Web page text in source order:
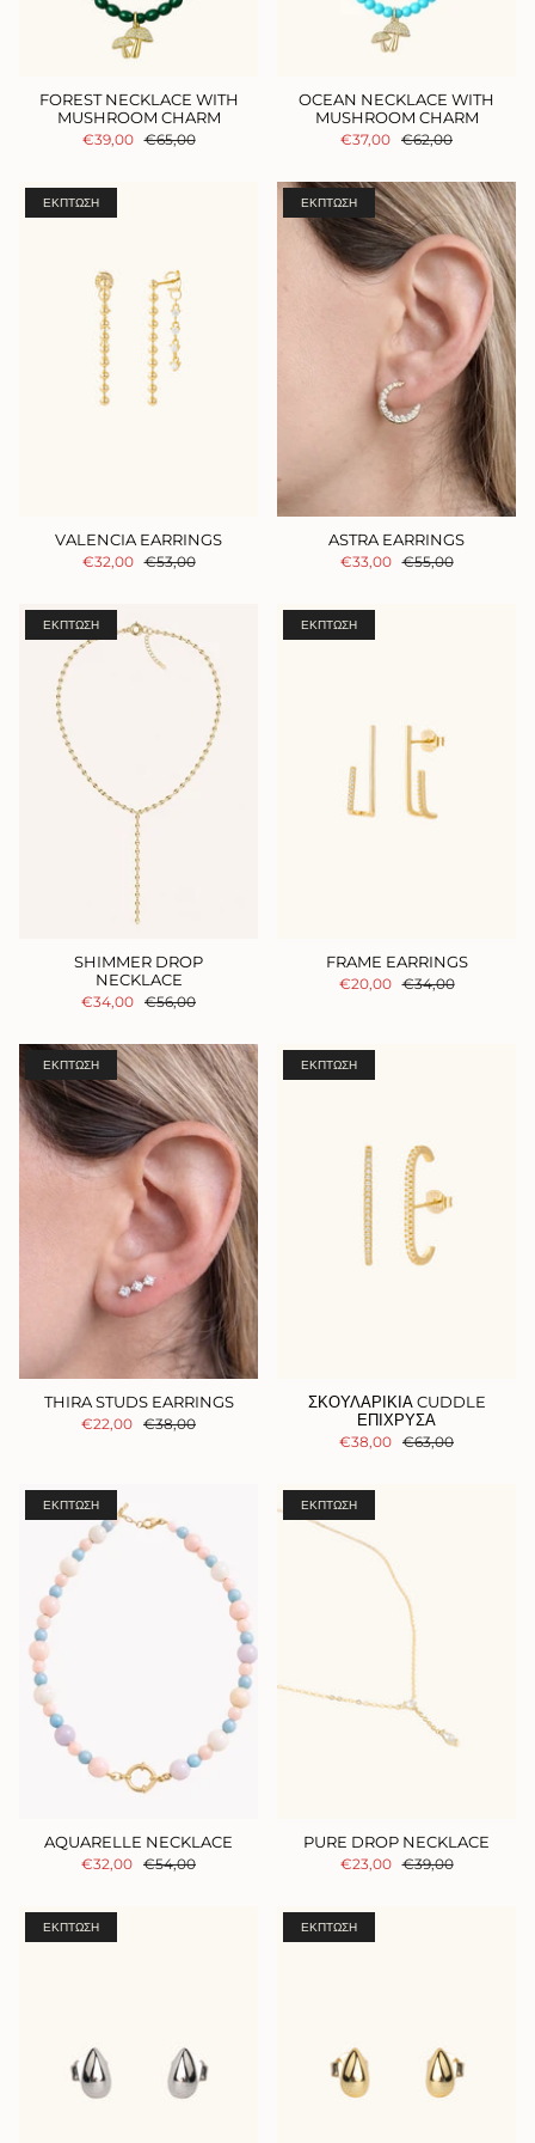
FOREST NECKLACE WITH
MUSHROOM CHARM
€39,00 €65,00
OCEAN NECKLACE WITH
MUSHROOM CHARM
€37,00 €62,00
ΈΚΠΤΩΣΗ
VALENCIA EARRINGS
€32,00 €53,00
ΈΚΠΤΩΣΗ
ASTRA EARRINGS
€33,00 €55,00
ΈΚΠΤΩΣΗ
SHIMMER DROP
NECKLACE
€34,00 €56,00
ΈΚΠΤΩΣΗ
FRAME EARRINGS
€20,00 €34,00
ΈΚΠΤΩΣΗ
THIRA STUDS EARRINGS
€22,00 €38,00
ΈΚΠΤΩΣΗ
ΣΚΟΥΛΑΡΙΚΙΑ CUDDLE
ΕΠΙΧΡΥΣΑ
€38,00 €63,00
ΈΚΠΤΩΣΗ
AQUARELLE NECKLACE
€32,00 €54,00
ΈΚΠΤΩΣΗ
PURE DROP NECKLACE
€23,00 €39,00
ΈΚΠΤΩΣΗ ΈΚΠΤΩΣΗ